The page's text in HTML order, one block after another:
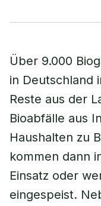
Über 9.000
in Deutschland
Reste aus der
Bioabfälle aus
Haushalten zu
kommen dann
Einsatz oder
eingespeist.